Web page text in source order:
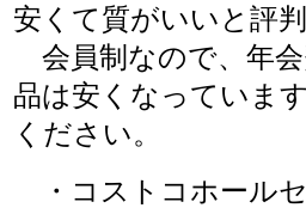
安くて質がいいと評
会員制なので、年
品は安くなっていま
ください。
・コストコホール